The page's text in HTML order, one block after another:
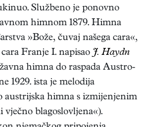
Službeno je ponovno
himnom 1879. Himna
»Bože, čuvaj našega cara«,
Franje I. napisaoJ. Haydn
himna do raspada Austro-
1929. ista je melodija
austrijska himna s izmijenjenim
vječno blagoslovljena«).